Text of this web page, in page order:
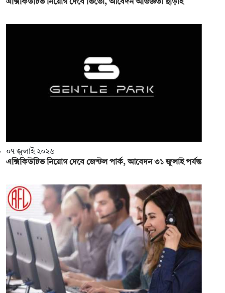
এক্সিকিউটিভ নিয়োগ দেবে ভিভো, আবেদন অভিজ্ঞতা ছাড়াই
০৭ জুলাই ২০২৬
এক্সিকিউটিভ নিয়োগ দেবে জেন্টল পার্ক, আবেদন ৩১ জুলাই পর্যন্ত